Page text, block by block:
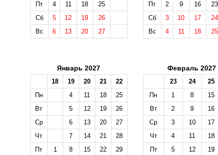
Пт
4 11 18
25
Сб
5 12 19
26
Вс
6 13 20 27
Пт
2 9 16
23
Сб
3 10 17
24
Вс
4 11 18 25
Январь 2027
18 19 20 21
22
Пн
4 11 18
25
Вт
5 12 19
26
Ср
6 13 20
27
Чт
7 14 21
28
Пт
1 8 15 22
29
Февраль 2027
23 24
25
Пн
1 8
15
Вт
2 9
16
Ср
3 10
17
Чт
4 11
18
Пт
5 12
19